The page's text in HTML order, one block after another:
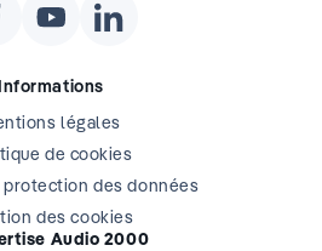
légales
de cookies
protection des données
des cookies
Audio 2000